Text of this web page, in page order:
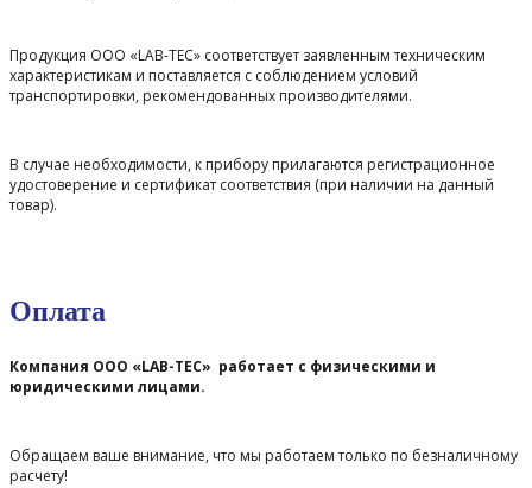
Продукция ООО «LAB-TEC» соответствует заявленным техническим
характеристикам и поставляется с соблюдением условий
транспортировки, рекомендованных производителями.
В случае необходимости, к прибору прилагаются регистрационное
удостоверение и сертификат соответствия (при наличии на данный
товар).
Оплата
Компания ООО «LAB-TEC» работает с физическими и
юридическими лицами.
Обращаем ваше внимание, что мы работаем только по безналичному
расчету!